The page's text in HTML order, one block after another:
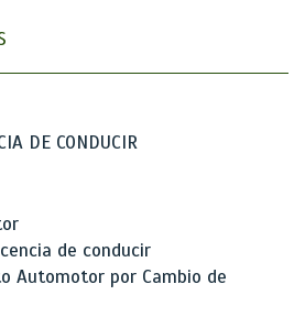
DE CONDUCIR
de conducir
Automotor por Cambio de